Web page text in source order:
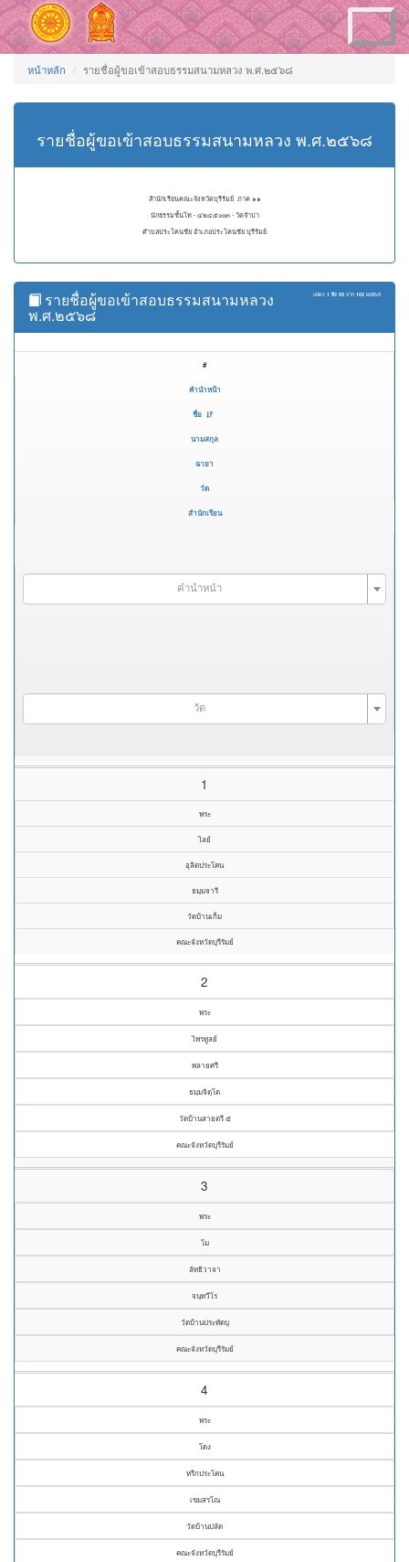
Toggle
navigation
หน้าหลัก รายชื่อผู้ขอเข้าสอบธรรมสนามหลวง พ.ศ.๒๕๖๘
รายชื่อผู้ขอเข้าสอบธรรมสนามหลวง พ.ศ.๒๕๖๘
สำนักเรียนคณะจังหวัดบุรีรัมย์ ภาค ๑๑
นักธรรมชั้นโท - ๔๒๔๕๐๐๓ - วัดจำปา
ตำบลประโคนชัย อำเภอประโคนชัย บุรีรัมย์
แสดง 1 ถึง 50 จาก 102 ผลลัพธ์
รายชื่อผู้ขอเข้าสอบธรรมสนามหลวง
พ.ศ.๒๕๖๘
#
คำนำหน้า
ชื่อ
นามสกุล
ฉายา
วัด
สำนักเรียน
คำนำหน้า
วัด
1
พระ
ไลย์
อุลิตประโคน
ธมฺมจารี
วัดบ้านเก็ม
คณะจังหวัดบุรีรัมย์
2
พระ
ไพรทูลย์
พลายศรี
ธมฺมจิตฺโต
วัดบ้านสายตรี ๕
คณะจังหวัดบุรีรัมย์
3
พระ
โม
ลัทธิวาจา
จนฺทวีโร
วัดบ้านประทัดบุ
คณะจังหวัดบุรีรัมย์
4
พระ
โดง
หรีกประโคน
เขมสรโณ
วัดบ้านปลัด
คณะจังหวัดบุรีรัมย์